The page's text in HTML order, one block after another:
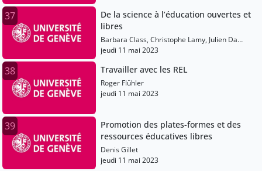
37
De la science à l’éducation ouvertes et
libres
Barbara Class, Christophe Lamy, Julien Da
Costa
jeudi 11 mai 2023
38 Travailler avec les REL
Roger Flühler
jeudi 11 mai 2023
39
Promotion des plates-formes et des
ressources éducatives libres
Denis Gillet
jeudi 11 mai 2023